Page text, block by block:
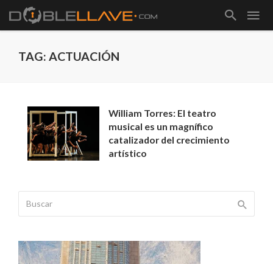
TAG: ACTUACIÓN
William Torres: El teatro
musical es un magnífico
catalizador del crecimiento
artístico